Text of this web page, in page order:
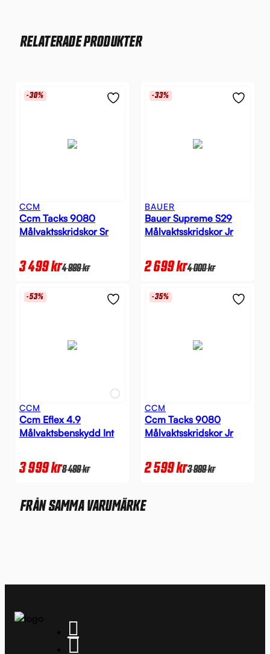
RELATERADE PRODUKTER
-30%
CCM
Ccm Tacks 9080
Målvaktsskridskor Sr
3 499kr4 999kr
-33%
BAUER
Bauer Supreme S29
Målvaktsskridskor Jr
2 699kr4 000kr
-53%
CCM
Ccm Eflex 4.9
Målvaktsbenskydd Int
3 999kr8 499kr
-35%
CCM
Ccm Tacks 9080
Målvaktsskridskor Jr
2 599kr3 999kr
FRÅN SAMMA VARUMÄRKE